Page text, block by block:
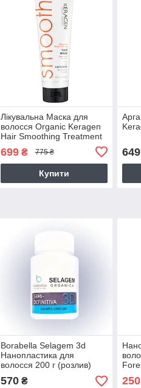
Лікувальна Маска для
волосся Organic Keragen
Hair Smoothing Treatment
699₴ 775 ₴
Купити
649
Borabella Selagem 3d
Нанопластика для
волосся 200 г (розлив)
570₴ 250